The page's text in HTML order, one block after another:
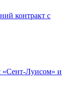
контракт с
«Сент-Луисом» и